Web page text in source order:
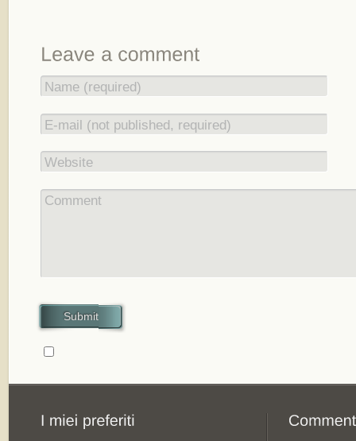
Name (required)
E-mail (not published, required)
Website
Comment
Submit